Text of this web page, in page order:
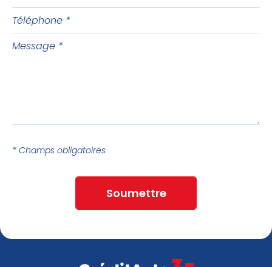
Téléphone
Message
* Champs obligatoires
Soumettre